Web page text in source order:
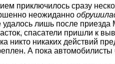
приключилось сразу
неожиданно
лишь после приезда
спасатели пришли к
никто никаких действий
А пока